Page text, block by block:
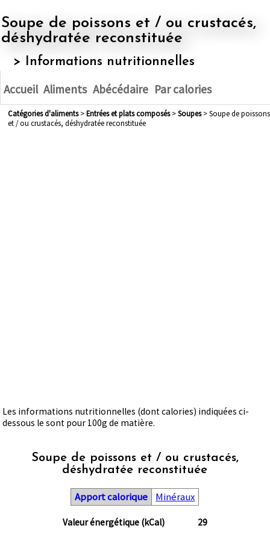
Soupe de poissons et / ou crustacés,
déshydratée reconstituée
> Informations nutritionnelles
Accueil Aliments Abécédaire Par calories
Catégories d'aliments> entrées et plats composés> soupes> Soupe de poissons
et / ou crustacés, déshydratée reconstituée
Les informations nutritionnelles (dont calories) indiquées ci-
dessous le sont pour 100g de matière.
Soupe de poissons et / ou crustacés,
déshydratée reconstituée
Apport calorique Minéraux
Valeur énergétique (kCal) 29